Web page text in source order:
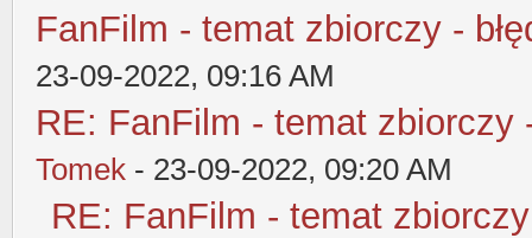
FanFilm - temat zbiorczy -
23-09-2022, 09:16 AM
RE: FanFilm - temat zbiorczy
Tomek - 23-09-2022, 09:20 AM
RE: FanFilm - temat